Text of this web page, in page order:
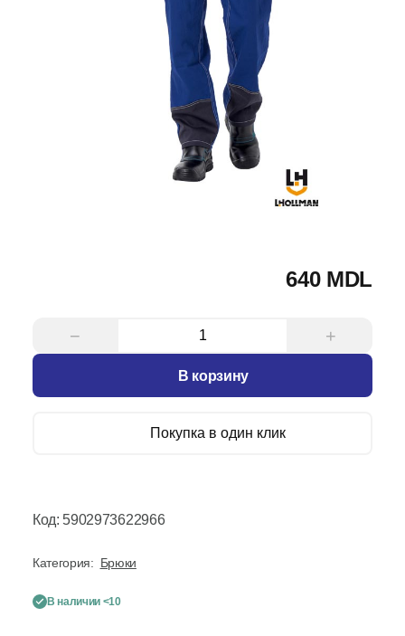
640 MDL
− +
В корзину
Покупка в один клик
Код: 5902973622966
Категория: Брюки
В наличии <10